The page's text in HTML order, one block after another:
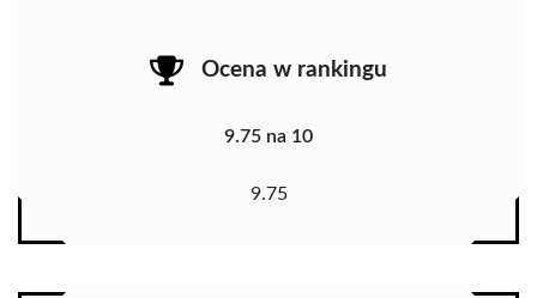
Ocena w rankingu
9.75 na 10
9.75